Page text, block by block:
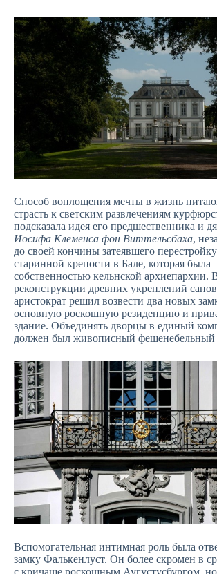
Способ воплощения мечты в жизнь
страсть к светским развлечениям
подсказала идея его предшественника и
Иосифа Клеменса фон Виттельсбаха,
до своей кончины затеявшего перестройку
старинной крепости в Бале, которая была
собственностью кельнской архиепархии.
реконструкции древних укреплений
аристократ решил возвести два новых
основную роскошную резиденцию и
здание. Объединять дворцы в единый
должен был живописный фешенебельный
Вспомогательная интимная роль была
замку Фалькенлуст. Он более скромен в
с кричаще роскошным Аугустусбургом, но